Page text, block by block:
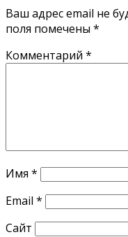
Ваш адрес email не
поля помечены *
Комментарий *
Имя *
Email *
Сайт